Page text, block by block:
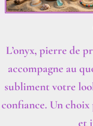
L’onyx, pierre de
accompagne au
subliment votre
confiance. Un
et